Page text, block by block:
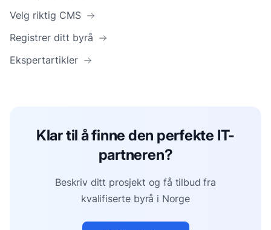
Velg riktig CMS
Registrer ditt byrå
Ekspertartikler
Klar til å finne den perfekte IT-
partneren?
Beskriv ditt prosjekt og få tilbud fra
kvalifiserte byrå i Norge